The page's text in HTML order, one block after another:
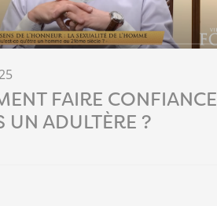
FAIRE CONFIANCE
UN ADULTÈRE ?